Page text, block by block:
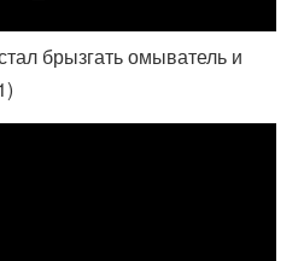
брызгать омыватель и